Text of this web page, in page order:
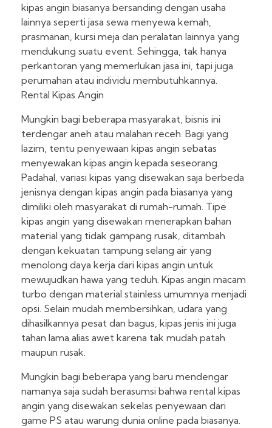
kipas angin biasanya bersanding dengan usaha
lainnya seperti jasa sewa menyewa kemah,
prasmanan, kursi meja dan peralatan lainnya yang
mendukung suatu event. Sehingga, tak hanya
perkantoran yang memerlukan jasa ini, tapi juga
perumahan atau individu membutuhkannya.
Rental Kipas Angin
Mungkin bagi beberapa masyarakat, bisnis ini
terdengar aneh atau malahan receh. Bagi yang
lazim, tentu penyewaan kipas angin sebatas
menyewakan kipas angin kepada seseorang.
Padahal, variasi kipas yang disewakan saja berbeda
jenisnya dengan kipas angin pada biasanya yang
dimiliki oleh masyarakat di rumah-rumah. Tipe
kipas angin yang disewakan menerapkan bahan
material yang tidak gampang rusak, ditambah
dengan kekuatan tampung selang air yang
menolong daya kerja dari kipas angin untuk
mewujudkan hawa yang teduh. Kipas angin macam
turbo dengan material stainless umumnya menjadi
opsi. Selain mudah membersihkan, udara yang
dihasilkannya pesat dan bagus, kipas jenis ini juga
tahan lama alias awet karena tak mudah patah
maupun rusak.
Mungkin bagi beberapa yang baru mendengar
namanya saja sudah berasumsi bahwa rental kipas
angin yang disewakan sekelas penyewaan dari
game PS atau warung dunia online pada biasanya.